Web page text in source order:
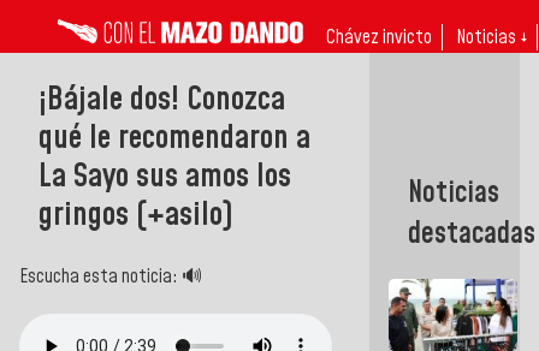
Chávez invicto Noticias ↓
¡Bájale dos! Conozca
qué le recomendaron a
La Sayo sus amos los
gringos (+asilo)
Escucha esta noticia: 🔊
Noticias
destacadas